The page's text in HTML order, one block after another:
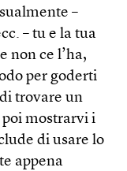
–
– tu e la tua
non ce l’ha,
per goderti
trovare un
mostrarvi i
di usare lo
appena